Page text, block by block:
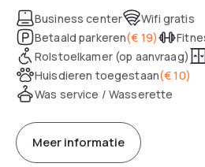
parking upon availability
charges will apply.
Business center
Wifi gratis
Betaald parkeren(€ 19)
Rolstoelkamer (op aanvraag)
Huisdieren toegestaan(€ 10)
Was service / Wasserette
Meer informatie